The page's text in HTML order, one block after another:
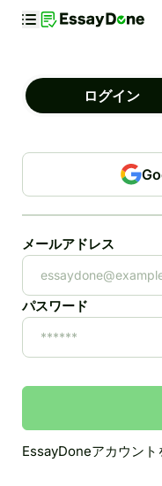
ログイン
メールアドレス
パスワード
EssayDoneアカウント